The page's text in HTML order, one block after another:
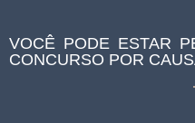
VOCÊ PODE ESTAR
CONCURSO POR